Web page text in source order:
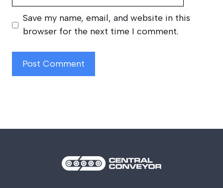
Save my name, email, and website in this
browser for the next time I comment.